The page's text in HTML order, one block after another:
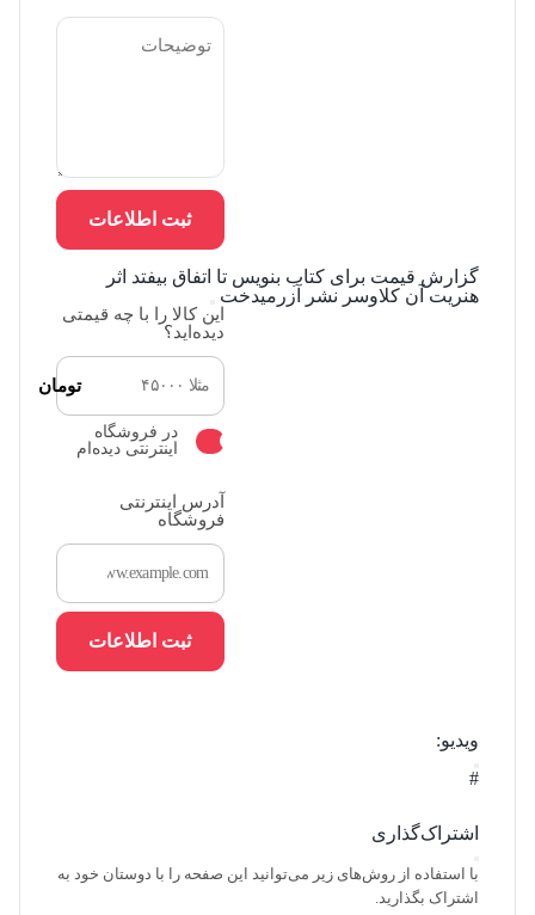
ثبت اطلاعات
گزارش قیمت برای کتاب بنویس تا اتفاق بیفتد اثر
هنریت آن کلاوسر نشر آزرمیدخت
این کالا را با چه قیمتی
دیده‌اید؟
تومان
در فروشگاه
اینترنتی دیده‌ام
آدرس اینترنتی
فروشگاه
ثبت اطلاعات
ویدیو:
#
اشتراک‌گذاری
با استفاده از روش‌های زیر می‌توانید این صفحه را با دوستان خود به
اشتراک بگذارید.